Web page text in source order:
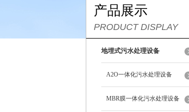
产品展示
PRODUCT DISPLAY
地埋式污水处理设备
A2O一体化污水处理设备
MBR膜一体化污水处理设备